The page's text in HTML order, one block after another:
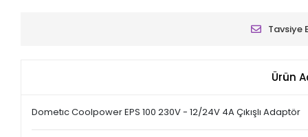
Tavsiye
Ürün
Dometıc Coolpower EPS 100 230V - 12/24V 4A Çıkışlı Adaptör